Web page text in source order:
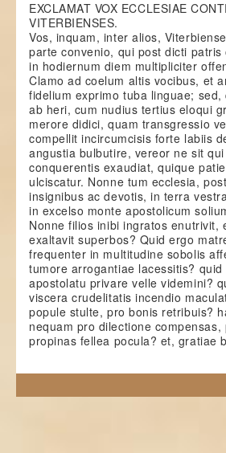
EXCLAMAT VOX ECCLESIAE
VITERBIENSES.
Vos, inquam, inter alios,
parte convenio, qui post dicti patris
in hodiernum diem multipliciter
Clamo ad coelum altis vocibus, et
fidelium exprimo tuba linguae; sed,
ab heri, cum nudius tertius eloqui
merore didici, quam transgressio
compellit incircumcisis forte labiis
angustia bulbutire, vereor ne sit
conquerentis exaudiat, quique
ulciscatur. Nonne tum ecclesia,
insignibus ac devotis, in terra
in excelso monte apostolicum
Nonne filios inibi ingratos enutrivit,
exaltavit superbos? Quid ergo
frequenter in multitudine sobolis
tumore arrogantiae lacessitis? quid
apostolatu privare velle videmini?
viscera crudelitatis incendio
popule stulte, pro bonis retribuis?
nequam pro dilectione
propinas fellea pocula? et, gratiae